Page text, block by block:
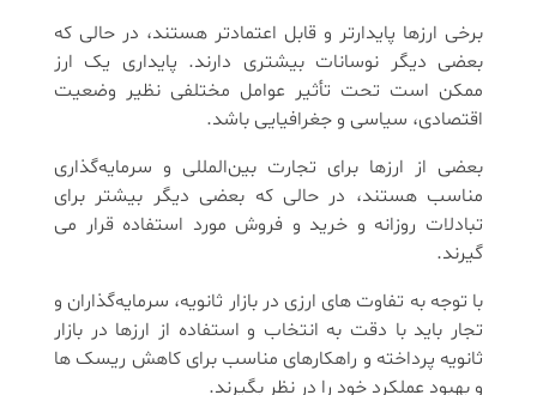
برخی ارزها پایدارتر و قابل اعتماد‌تر هستند، در حالی که
بعضی دیگر نوسانات بیشتری دارند. پایداری یک ارز
ممکن است تحت تأثیر عوامل مختلفی نظیر وضعیت
اقتصادی، سیاسی و جغرافیایی باشد.
بعضی از ارزها برای تجارت بین‌المللی و سرمایه‌گذاری
مناسب هستند، در حالی که بعضی دیگر بیشتر برای
تبادلات روزانه و خرید و فروش مورد استفاده قرار می
گیرند.
با توجه به تفاوت های ارزی در بازار ثانویه، سرمایه‌گذاران و
تجار باید با دقت به انتخاب و استفاده از ارزها در بازار
ثانویه پرداخته و راهکارهای مناسب برای کاهش ریسک ‌ها
و بهبود عملکرد خود را در نظر بگیرند.